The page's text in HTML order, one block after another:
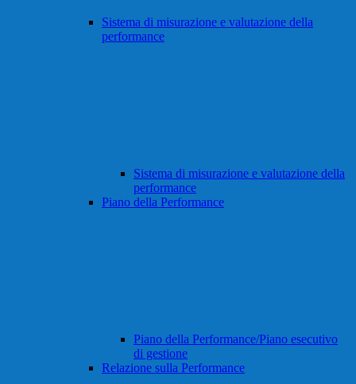
Sistema di misurazione e valutazione della
performance
Sistema di misurazione e valutazione della
performance
Piano della Performance
Piano della Performance/Piano esecutivo
di gestione
Relazione sulla Performance